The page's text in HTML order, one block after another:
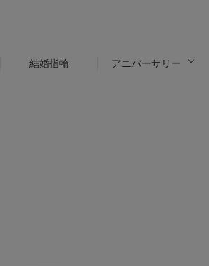
結婚指輪 アニバーサリー